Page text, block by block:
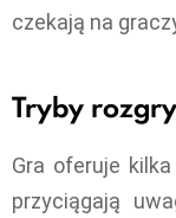
czekają na
Tryby
Gra oferuje
przyciągają